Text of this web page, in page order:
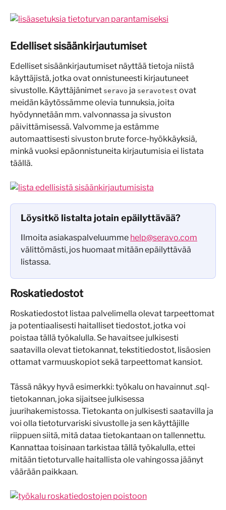
Edelliset sisäänkirjautumiset
Edelliset sisäänkirjautumiset näyttää tietoja niistä
käyttäjistä, jotka ovat onnistuneesti kirjautuneet
sivustolle. Käyttäjänimet seravo ja seravotest ovat
meidän käytössämme olevia tunnuksia, joita
hyödynnetään mm. valvonnassa ja sivuston
päivittämisessä. Valvomme ja estämme
automaattisesti sivuston brute force-hyökkäyksiä,
minkä vuoksi epäonnistuneita kirjautumisia ei listata
täällä.
Löysitkö listalta jotain epäilyttävää?
Ilmoita asiakaspalveluumme help@seravo.com
välittömästi, jos huomaat mitään epäilyttävää
listassa.
Roskatiedostot
Roskatiedostot listaa palvelimella olevat tarpeettomat
ja potentiaalisesti haitalliset tiedostot, jotka voi
poistaa tällä työkalulla. Se havaitsee julkisesti
saatavilla olevat tietokannat, tekstitiedostot, lisäosien
ottamat varmuuskopiot sekä tarpeettomat kansiot.
Tässä näkyy hyvä esimerkki: työkalu on havainnut .sql-
tietokannan, joka sijaitsee julkisessa
juurihakemistossa. Tietokanta on julkisesti saatavilla ja
voi olla tietoturvariski sivustolle ja sen käyttäjille
riippuen siitä, mitä dataa tietokantaan on tallennettu.
Kannattaa toisinaan tarkistaa tällä työkalulla, ettei
mitään tietoturvalle haitallista ole vahingossa jäänyt
väärään paikkaan.